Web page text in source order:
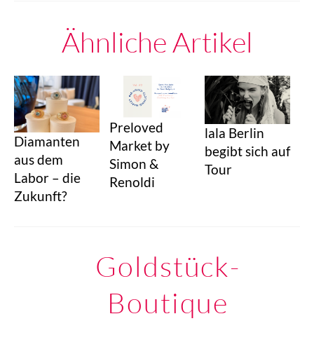
Ähnliche Artikel
Diamanten
aus dem
Labor – die
Zukunft?
Preloved
Market by
Simon &
Renoldi
lala Berlin
begibt sich auf
Tour
Goldstück-
Boutique